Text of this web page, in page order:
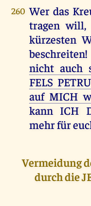
260 Wer das
tragen will,
kürzesten
beschreiten!
nicht auch
FELS
auf MICH
kann ICH
mehr für
Vermeidung
durch die